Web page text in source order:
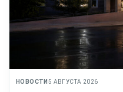
НОВОСТИ 5 АВГУСТА 2026